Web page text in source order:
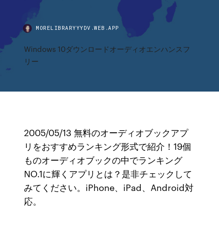
MORELIBRARYYYDV.WEB.APP
Windows 10ダウンロードオーディオエンハンスフ
リー
2005/05/13 無料のオーディオブックアプ
リをおすすめランキング形式で紹介！19個
ものオーディオブックの中でランキング
NO.1に輝くアプリとは？是非チェックして
みてください。iPhone、iPad、Android対
応。